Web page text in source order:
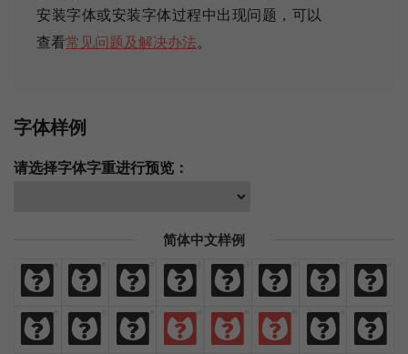
安装字体或安装字体过程中出现问题，可以
查看常见问题及解决办法。
字体样例
请选择字体字重进行预览：
简体中文样例
免 费 商
商 业
业 汉 语 字
字 体
体
欢 迎 来 猫 啃 网 设 计